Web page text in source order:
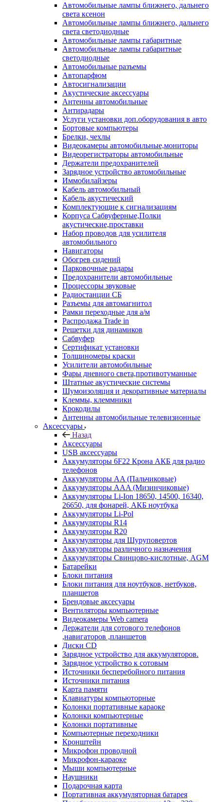
Автомобильные лампы ближнего, дальнего
света ксенон
Автомобильные лампы ближнего, дальнего
света светодиодные
Автомобильные лампы габаритные
Автомобильные лампы габаритные
светодиодные
Автомобильные разъемы
Автопарфюм
Автосигнализации
Акустические аксессуары
Антенны автомобильные
Антирадары
Услуги установки доп.оборудования в авто
Бортовые компьютеры
Брелки, чехлы
Видеокамеры автомобильные,мониторы
Видеорегистраторы автомобильные
Держатели предохранителей
Зарядное устройство автомобильные
Иммобилайзеры
Кабель автомобильный
Кабель акустический
Комплектующие к сигнализациям
Корпуса Сабвуферные,Полки
акустические,проставки
Набор проводов для усилителя
автомобильного
Навигаторы
Обогрев сидений
Парковочные радары
Предохранители автомобильные
Процессоры звуковые
Радиостанции СБ
Разъемы для автомагнитол
Рамки переходные для а/м
Распродажа Trade in
Решетки для динамиков
Сабвуфер
Сертификат установки
Толщиномеры краски
Усилители автомобильные
Фары дневного света,противотуманные
Штатные акустические системы
Шумоизоляция и декоративные материалы
Клеммы, клеммники
Крокодилы
Антенны автомобильные телевизионные
Аксессуары
Назад
Аксессуары
USB аксессуары
Аккумуляторы 6F22 Крона АКБ для радио
телефонов
Аккумуляторы AA (Пальчиковые)
Аккумуляторы AAA (Мизинчиковые)
Аккумуляторы Li-Ion 18650, 14500, 16340,
26650, для фонарей, АКБ ноутбука
Аккумуляторы Li-Pol
Аккумуляторы R14
Аккумуляторы R20
Аккумуляторы для Шуруповертов
Аккумуляторы различного назначения
Аккумуляторы Свинцово-кислотные, AGM
Батарейки
Блоки питания
Блоки питания для ноутбуков, нетбуков,
планшетов
Брендовые аксесуары
Вентиляторы компьютерные
Видеокамеры Web camera
Держатели для сотового телефонов
,навигаторов ,планшетов
Диски CD
Зарядное устройство для аккумуляторов.
Зарядное устройство к сотовым
Источники бесперебойного питания
Источники питания
Карта памяти
Клавиатуры компьюторные
Колонки портативные караоке
Колонки компьютерные
Колонки портативные
Компьютерные переходники
Кронштейн
Микрофон проводной
Микрофон-караоке
Мыши компьютерные
Наушники
Подарочная карта
Портативная аккумуляторная батарея